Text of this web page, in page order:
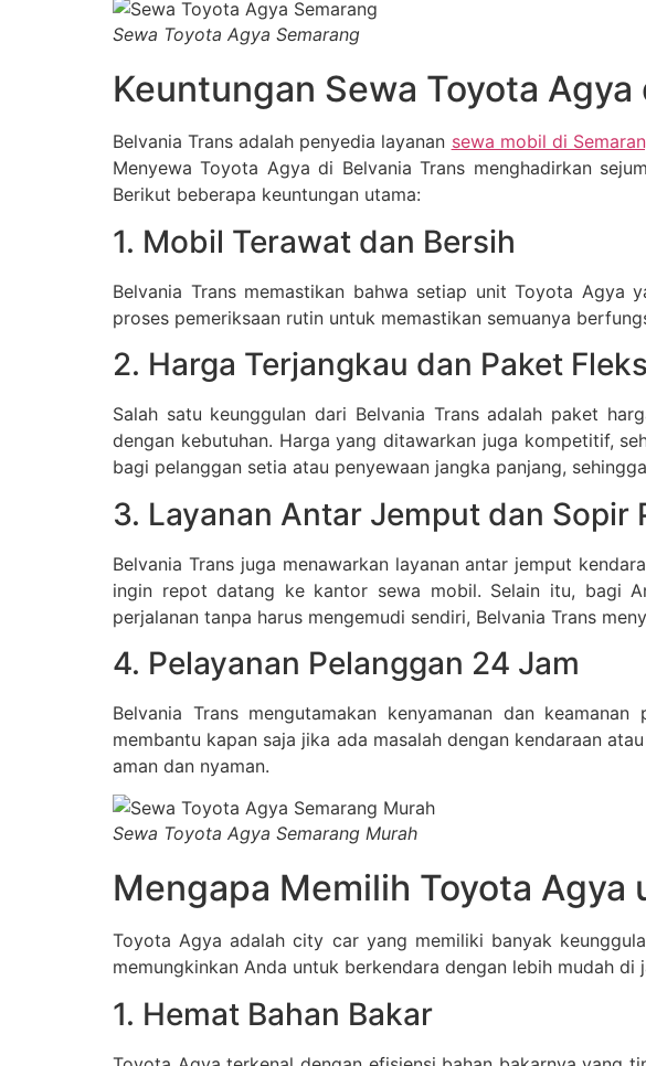
Sewa Toyota Agya Semarang
Keuntungan Sewa Toyota Agya
Belvania Trans adalah penyedia layanan sewa mobil di
Menyewa Toyota Agya di Belvania Trans menghadirkan
Berikut beberapa keuntungan utama:
1. Mobil Terawat dan Bersih
Belvania Trans memastikan bahwa setiap unit Toyota Agya
proses pemeriksaan rutin untuk memastikan semuanya
2. Harga Terjangkau dan Paket
Salah satu keunggulan dari Belvania Trans adalah paket
dengan kebutuhan. Harga yang ditawarkan juga kompetitif,
bagi pelanggan setia atau penyewaan jangka panjang, sehingga
3. Layanan Antar Jemput dan Sopir
Belvania Trans juga menawarkan layanan antar jemput
ingin repot datang ke kantor sewa mobil. Selain itu, bagi
perjalanan tanpa harus mengemudi sendiri, Belvania Trans
4. Pelayanan Pelanggan 24 Jam
Belvania Trans mengutamakan kenyamanan dan
membantu kapan saja jika ada masalah dengan kendaraan
aman dan nyaman.
Sewa Toyota Agya Semarang Murah
Mengapa Memilih Toyota Agya
Toyota Agya adalah city car yang memiliki banyak
memungkinkan Anda untuk berkendara dengan lebih mudah
1. Hemat Bahan Bakar